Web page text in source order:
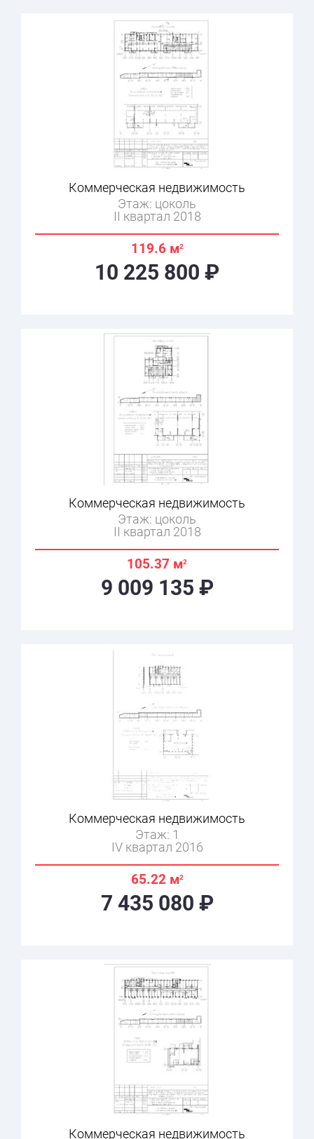
Коммерческая недвижимость
Этаж: цоколь
II квартал 2018
119.6 м2
10 225 800 ₽
Коммерческая недвижимость
Этаж: цоколь
II квартал 2018
105.37 м2
9 009 135 ₽
Коммерческая недвижимость
Этаж: 1
IV квартал 2016
65.22 м2
7 435 080 ₽
Коммерческая недвижимость